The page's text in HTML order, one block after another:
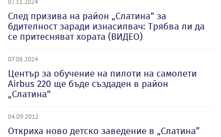
След призива на район „Слатина“ за
бдителност заради изнасилвач: Трябва ли да
се притесняват хората (ВИДЕО)
07.08.2024
Център за обучение на пилоти на самолети
Airbus 220 ще бъде създаден в район
„Слатина“
04.09.2012
Откриха ново детско заведение в „Слатина”